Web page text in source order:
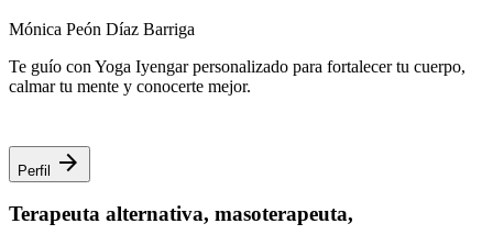
Mónica Peón Díaz Barriga
Te guío con Yoga Iyengar personalizado para fortalecer tu cuerpo,
calmar tu mente y conocerte mejor.
Perfil arrow_forward
Terapeuta alternativa, masoterapeuta,